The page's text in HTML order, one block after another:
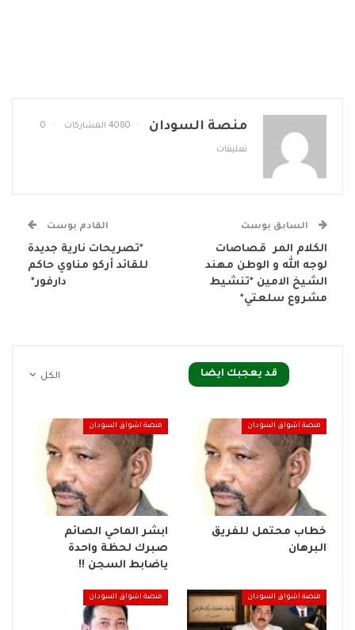
منصة السودان 4080 المشاركات 0
تعليقات
السابق بوست
الكلام المر قصاصات
لوجه الله و الوطن مهند
الشيخ الامين *تنشيط
مشروع سلعتي*
القادم بوست
*تصريحات نارية جديدة
للقائد أركو مناوي حاكم
دارفور*
الكل قد يعجبك ايضا
منصة اشواق السودان
خطاب محتمل للفريق
البرهان
منصة اشواق السودان
ابشر الماحي الصائم
صبرك لحظة واحدة
ياضابط السجن !!
منصة اشواق السودان منصة اشواق السودان